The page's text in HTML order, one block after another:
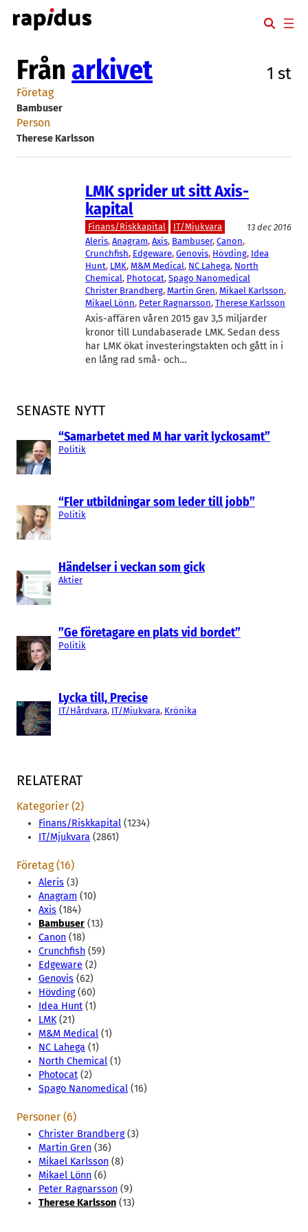
Hoppa
till
SENASTE NYTT
“Samarbetet med M har varit lyckosamt”
Politik
“Fler utbildningar som leder till jobb”
Politik
Händelser i veckan som gick
Aktier
”Ge företagare en plats vid bordet”
Politik
Lycka till, Precise
IT/Hårdvara, IT/Mjukvara, Krönika
Från arkivet 1 st
Företag
Bambuser
Person
Therese Karlsson
LMK sprider ut sitt Axis-
kapital
Finans/Riskkapital IT/Mjukvara
13 dec 2016
Aleris, Anagram, Axis, Bambuser, Canon
Crunchfish, Edgeware, Genovis, Hövding, Idea
Hunt, LMK, M&M Medical, NC Lahega, North
Chemical, Photocat, Spago Nanomedical
Christer Brandberg, Martin Gren, Mikael Karlsson
Mikael Lönn, Peter Ragnarsson, Therese Karlsson
Axis-affären våren 2015 gav 3,5 miljarder
kronor till Lundabaserade LMK. Sedan dess
har LMK ökat investeringstakten och gått in i
en lång rad små- och…
RELATERAT
Kategorier (2)
Finans/Riskkapital (1234)
IT/Mjukvara (2861)
Företag (16)
Aleris (3)
Anagram (10)
Axis (184)
Bambuser (13)
Canon (18)
Crunchfish (59)
Edgeware (2)
Genovis (62)
Hövding(60)
Idea Hunt (1)
LMK(21)
M&M Medical (1)
NC Lahega (1)
North Chemical (1)
Photocat (2)
Spago Nanomedical (16)
Personer (6)
Christer Brandberg(3)
Martin Gren (36)
Mikael Karlsson (8)
Mikael Lönn (6)
Peter Ragnarsson (9)
Therese Karlsson (13)